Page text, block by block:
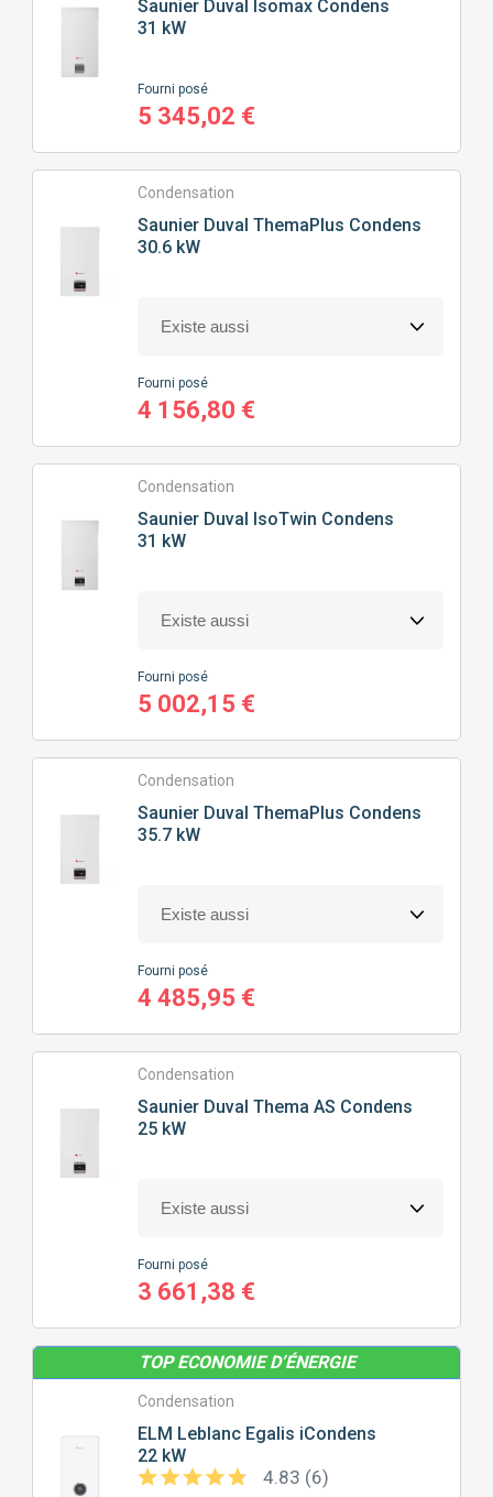
Saunier Duval
Isomax Condens
31 kW
Fourni posé
5 345,02 €
Condensation
Saunier Duval ThemaPlus Condens
30.6 kW
Fourni posé
4 156,80 €
Condensation
Saunier Duval IsoTwin Condens
31 kW
Fourni posé
5 002,15 €
Condensation
Saunier Duval ThemaPlus Condens
35.7 kW
Fourni posé
4 485,95 €
Condensation
Saunier Duval Thema AS Condens
25 kW
Fourni posé
3 661,38 €
TOP ECONOMIE D’ÉNERGIE
Condensation
ELM Leblanc Egalis iCondens
22 kW
4.83 (6)